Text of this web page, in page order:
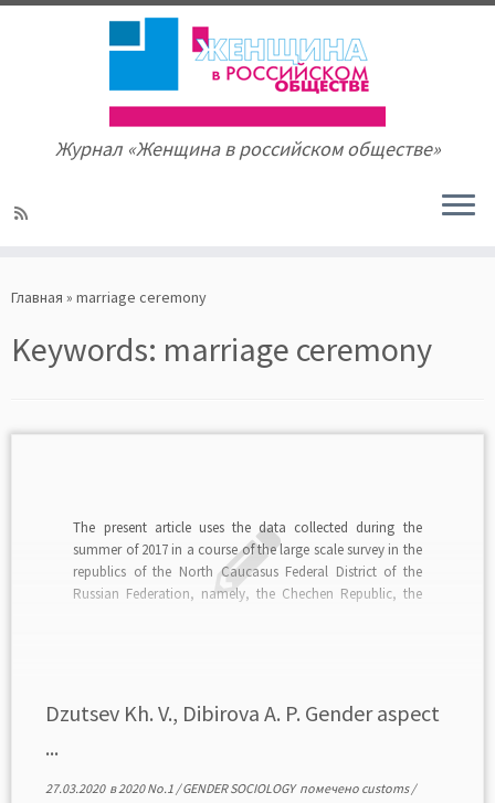
to
Журнал «Женщина в российском обществе»
Главная » marriage ceremony
Keywords: marriage ceremony
The present article uses the data collected during the
summer of 2017 in a course of the large scale survey in the
republics of the North Caucasus Federal District of the
Russian Federation, namely, the Chechen Republic, the
Dzutsev Kh. V., Dibirova A. P. Gender aspect
...
27.03.2020в2020 No.1 /GENDER SOCIOLOGYпомечено customs/